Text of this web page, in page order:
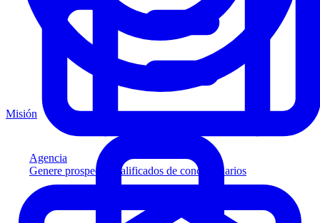
Agencia
Genere prospectos calificados de concesionarios
Misión